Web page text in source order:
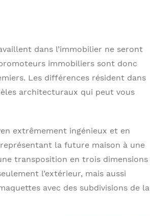
dans l’immobilier ne seront
immobiliers sont donc
Les différences résident dans
architecturaux qui peut vous
extrêmement ingénieux et en
la future maison à une
transposition en trois dimensions
l’extérieur, mais aussi
avec des subdivisions de la